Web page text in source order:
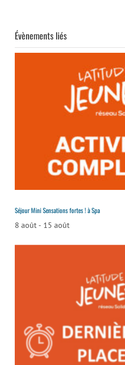
Évènements liés
Séjour Mini Sensations fortes ! à Spa
8 août - 15 août